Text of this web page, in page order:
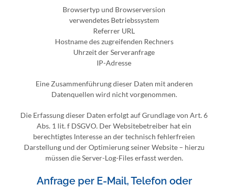
Browsertyp und Browserversion
verwendetes Betriebssystem
Referrer URL
Hostname des zugreifenden Rechners
Uhrzeit der Serveranfrage
IP-Adresse
Eine Zusammenführung dieser Daten mit anderen
Datenquellen wird nicht vorgenommen.
Die Erfassung dieser Daten erfolgt auf Grundlage von Art. 6
Abs. 1 lit. f DSGVO. Der Websitebetreiber hat ein
berechtigtes Interesse an der technisch fehlerfreien
Darstellung und der Optimierung seiner Website – hierzu
müssen die Server-Log-Files erfasst werden.
Anfrage per E-Mail, Telefon oder